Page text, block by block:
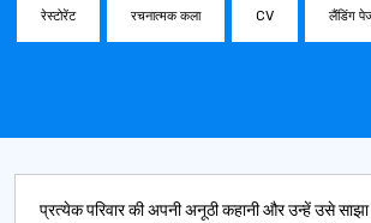
रेस्टोरेंट रचनात्मक कला CV लैंडिंग
प्रत्येक परिवार की अपनी अनूठी कहानी और उन्हें उसे